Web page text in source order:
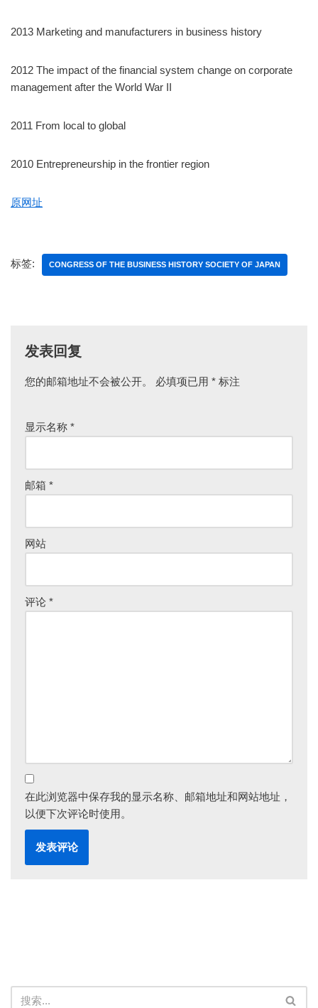
2013 Marketing and manufacturers in business history
2012 The impact of the financial system change on corporate
management after the World War II
2011 From local to global
2010 Entrepreneurship in the frontier region
原网址
标签: CONGRESS OF THE BUSINESS HISTORY SOCIETY OF JAPAN
发表回复
您的邮箱地址不会被公开。 必填项已用 * 标注
显示名称 *
邮箱 *
网站
评论 *
在此浏览器中保存我的显示名称、邮箱地址和网站地址，
以便下次评论时使用。